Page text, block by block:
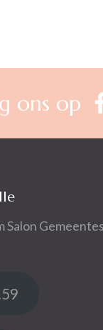
ons op
Salon